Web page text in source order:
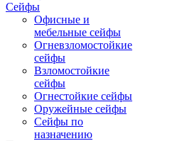
Сейфы
Офисные и
мебельные сейфы
Огневзломостойкие
сейфы
Взломостойкие
сейфы
Огнестойкие сейфы
Оружейные сейфы
Сейфы по
назначению